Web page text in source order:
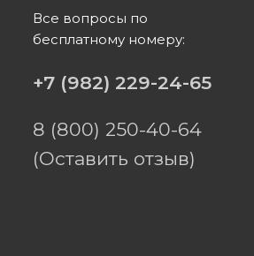
Все вопросы по
бесплатному номеру:
+7 (982) 229-24-65
8 (800) 250-40-64
(Оставить отзыв)